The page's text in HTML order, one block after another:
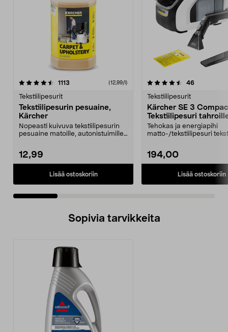
1113 (12,99/l)
Tekstiilipesurit
Tekstiilipesurin pesuaine,
Kärcher
Nopeasti kuivuva tekstiilipesurin
pesuaine matoille, autonistuimille,
12,99
Lisää ostoskoriin
4.5 viidestä
46arvostelut
Tekstiilipesurit
Kärcher SE 3
Tekstiilipesuri
Tehokas ja energiapihi
matto-/tekstiilipesuri
194,00
Lisää ostoskoriin
4.5 viidestä
Sopivia tarvikkeita